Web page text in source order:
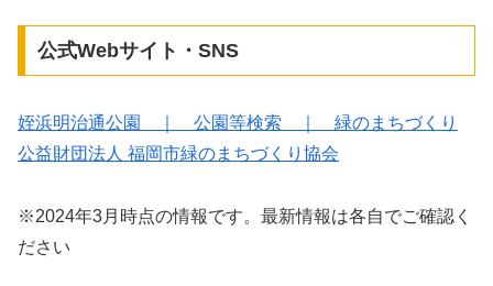
公式Webサイト・SNS
姪浜明治通公園 ｜ 公園等検索 ｜ 緑のまちづくり
公益財団法人 福岡市緑のまちづくり協会
※2024年3月時点の情報です。最新情報は各自でご確認く
ださい